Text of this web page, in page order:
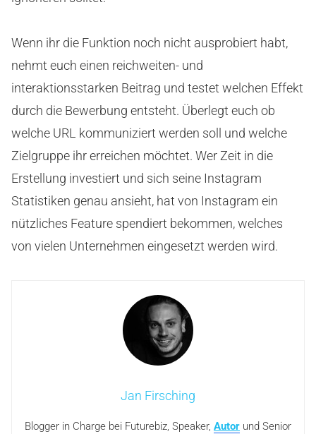
Wenn ihr die Funktion noch nicht ausprobiert habt,
nehmt euch einen reichweiten- und
interaktionsstarken Beitrag und testet welchen Effekt
durch die Bewerbung entsteht. Überlegt euch ob
welche URL kommuniziert werden soll und welche
Zielgruppe ihr erreichen möchtet. Wer Zeit in die
Erstellung investiert und sich seine Instagram
Statistiken genau ansieht, hat von Instagram ein
nützliches Feature spendiert bekommen, welches
von vielen Unternehmen eingesetzt werden wird.
Jan Firsching
Blogger in Charge bei Futurebiz, Speaker, Autor und Senior